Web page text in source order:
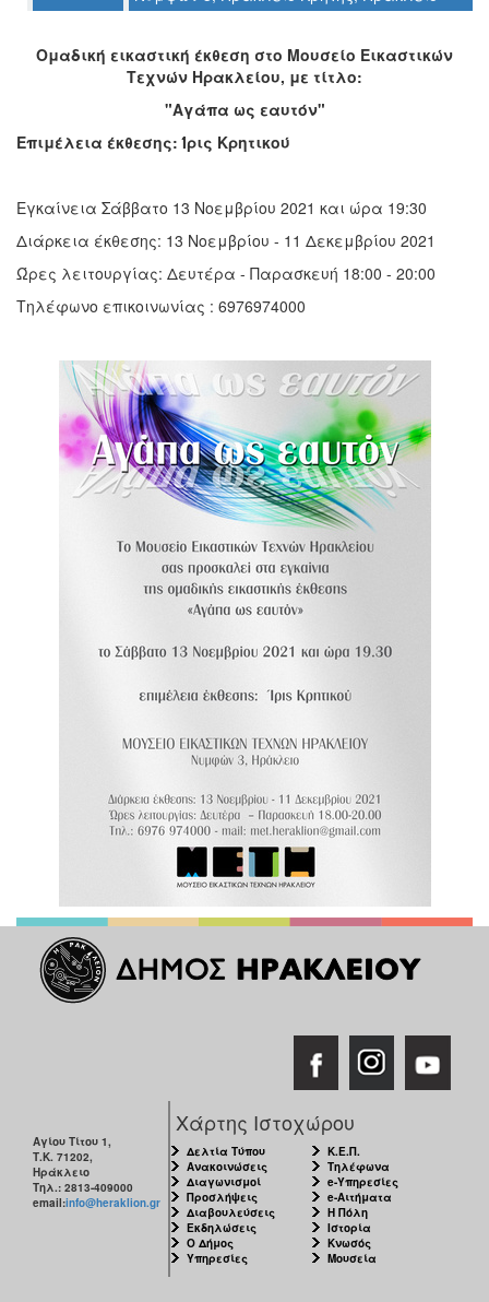
ΑΝΘΕΚΤΙΚΗ
ΠΟΛΗ
Ομαδική εικαστική έκθεση στο Μουσείο Εικαστικών
Τεχνών Ηρακλείου, με τίτλο:
"Αγάπα ως εαυτόν"
Επιμέλεια έκθεσης: Ίρις Κρητικού
Εγκαίνεια Σάββατο 13 Νοεμβρίου 2021 και ώρα 19:30
Διάρκεια έκθεσης: 13 Νοεμβρίου - 11 Δεκεμβρίου 2021
Ώρες λειτουργίας: Δευτέρα - Παρασκευή 18:00 - 20:00
Τηλέφωνο επικοινωνίας : 6976974000
Αγίου Τίτου 1,
Τ.Κ. 71202,
Ηράκλειο
Τηλ.: 2813-409000
email:info@heraklion.gr
Χάρτης Ιστοχώρου
Δελτία Τύπου
Ανακοινώσεις
Διαγωνισμοί
Προσλήψεις
Διαβουλεύσεις
Εκδηλώσεις
Ο Δήμος
Υπηρεσίες
Κ.Ε.Π.
Τηλέφωνα
e-Υπηρεσίες
e-Αιτήματα
Η Πόλη
Ιστορία
Κνωσός
Μουσεία